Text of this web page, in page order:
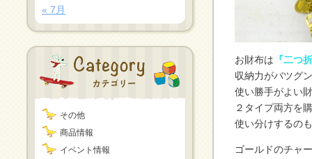
« 7月
その他
商品情報
イベント情報
お財布は 『二つ
収納力がバツグ
使い勝手がよい
２タイプ両方を
使い分けするの
ゴールドのチャ